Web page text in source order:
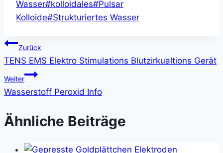
Wasser#kolloidales#Pulsar
Kolloide#Strukturiertes Wasser
Beitragsnavigation
Zurück
TENS EMS Elektro Stimulations Blutzirkualtions Gerät
Weiter
Wasserstoff Peroxid Info
Ähnliche Beiträge